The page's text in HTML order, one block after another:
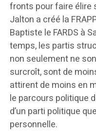
fronts pour faire élire
Jalton a créé la
Baptiste le FARDS à
temps, les partis
non seulement ne
surcroît, sont de
attirent de moins en
le parcours politique
d’un parti politique
personnelle.